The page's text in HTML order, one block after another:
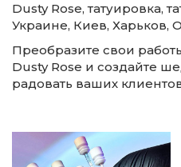
Dusty Rose, татуировка,
Украине, Киев, Харьков,
Преобразите свои
Dusty Rose и создайте
радовать ваших